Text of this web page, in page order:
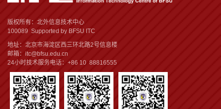
版权所有：北外信息技术中心
100089 Supported by BFSU ITC
地址：北京市海淀区西三环北路2号信息楼
邮箱：itc@bfsu.edu.cn
24小时技术服务电话：+86 10 88816555